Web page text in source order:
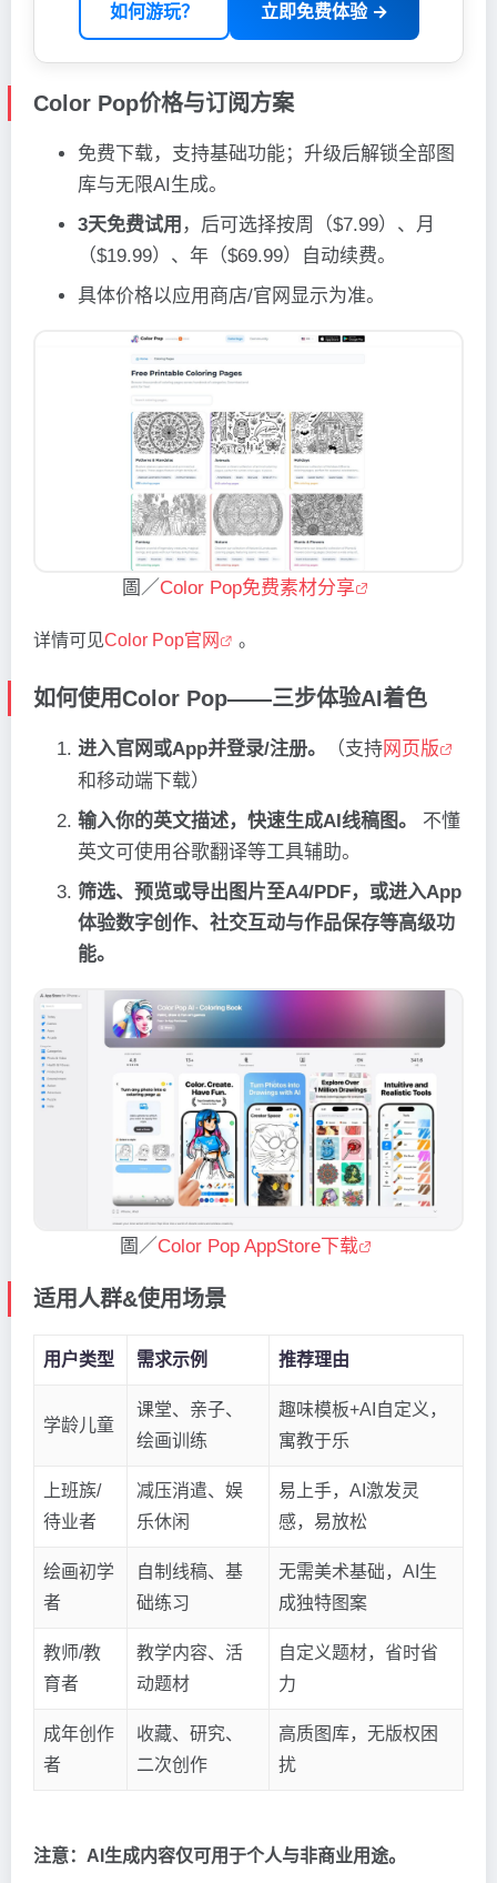
如何游玩？ 立即免费体验 →
Color Pop价格与订阅方案
免费下载，支持基础功能；升级后解锁全部图
库与无限AI生成。
3天免费试用 ，后可选择按周（$7.99）、月
（$19.99）、年（$69.99）自动续费。
具体价格以应用商店/官网显示为准。
圖／Color Pop免费素材分享
详情可见Color Pop官网 。
如何使用Color Pop——三步体验AI着色
进入官网或App并登录/注册。 （支持网页版
和移动端下载）
输入你的英文描述，快速生成AI线稿图。
不懂
英文可使用谷歌翻译等工具辅助。
筛选、预览或导出图片至A4/PDF，或进入App
体验数字创作、社交互动与作品保存等高级功
能。
圖／Color Pop AppStore下载
适用人群&使用场景
用户类型 需求示例 推荐理由
学龄儿童
课堂、亲子、
绘画训练
趣味模板+AI自定义，
寓教于乐
上班族/
待业者
减压消遣、娱
乐休闲
易上手，AI激发灵
感，易放松
绘画初学
者
自制线稿、基
础练习
无需美术基础，AI生
成独特图案
教师/教
育者
教学内容、活
动题材
自定义题材，省时省
力
成年创作
者
收藏、研究、
二次创作
高质图库，无版权困
扰
注意：AI生成内容仅可用于个人与非商业用途。